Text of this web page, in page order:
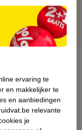
ervaring te
en makkelijker te
en aanbiedingen
relevante
je